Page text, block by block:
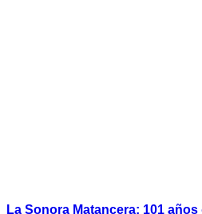
La Sonora Matancera: 101